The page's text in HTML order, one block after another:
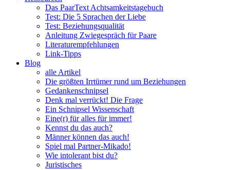
Das PaarText Achtsamkeitstagebuch
Test: Die 5 Sprachen der Liebe
Test: Beziehungsqualität
Anleitung Zwiegespräch für Paare
Literaturempfehlungen
Link-Tipps
Blog
alle Artikel
Die größten Irrtümer rund um Beziehungen
Gedankenschnipsel
Denk mal verrückt! Die Frage
Ein Schnipsel Wissenschaft
Eine(r) für alles für immer!
Kennst du das auch?
Männer können das auch!
Spiel mal Partner-Mikado!
Wie intolerant bist du?
Juristisches